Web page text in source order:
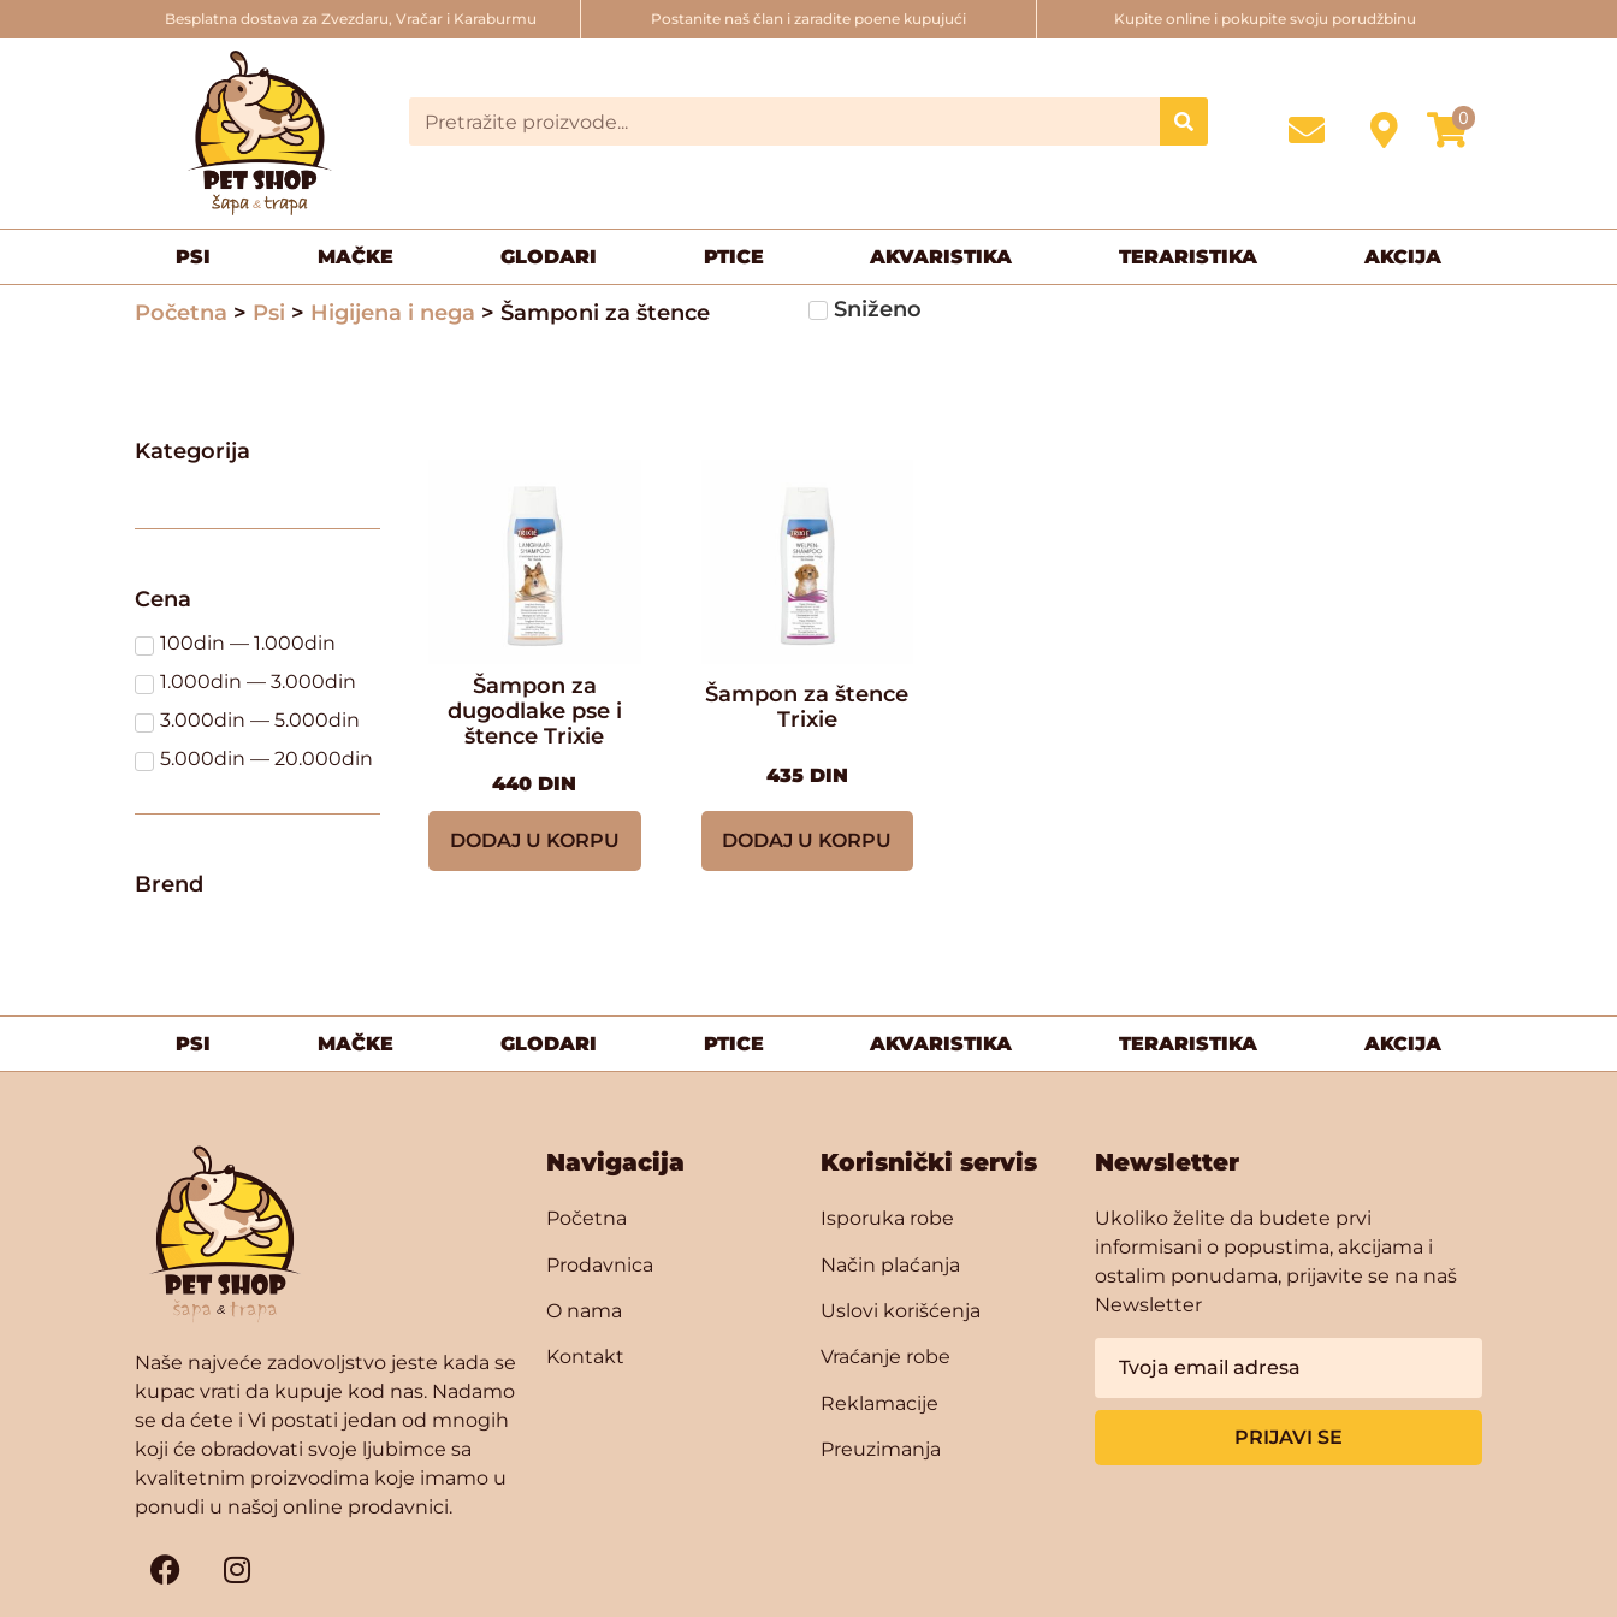
Besplatna dostava za Zvezdaru, Vračar i Karaburmu Postanite naš član i zaradite poene kupujući Kupite online i pokupite svoju porudžbinu
0
PSI MAČKE GLODARI PTICE AKVARISTIKA TERARISTIKA AKCIJA
Početna > Psi > Higijena i nega > Šamponi za štence Sniženo
Kategorija
Cena
100din — 1.000din
1.000din — 3.000din
3.000din — 5.000din
5.000din — 20.000din
Brend
Šampon za
dugodlake pse i
štence Trixie
440 DIN
DODAJ U KORPU
Šampon za štence
Trixie
435 DIN
DODAJ U KORPU
PSI MAČKE GLODARI PTICE AKVARISTIKA TERARISTIKA AKCIJA
Naše najveće zadovoljstvo jeste kada se
kupac vrati da kupuje kod nas. Nadamo
se da ćete i Vi postati jedan od mnogih
koji će obradovati svoje ljubimce sa
kvalitetnim proizvodima koje imamo u
ponudi u našoj online prodavnici.
Navigacija
Početna
Prodavnica
O nama
Kontakt
Korisnički servis
Isporuka robe
Način plaćanja
Uslovi korišćenja
Vraćanje robe
Reklamacije
Preuzimanja
Newsletter
Ukoliko želite da budete prvi
informisani o popustima, akcijama i
ostalim ponudama, prijavite se na naš
Newsletter
PRIJAVI SE